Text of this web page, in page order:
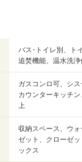
バス･トイレ別、ト
追焚機能、温水洗浄
ガスコンロ可、シス
カウンターキッチ
上
収納スペース、ウ
ゼット、クローゼ
ックス